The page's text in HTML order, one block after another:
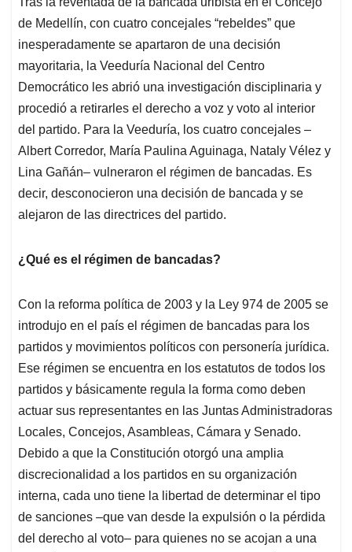
s
A
p
p
b
o
o
k
e
d
I
n
l
a
d
s
de Medellín, con cuatro concejales “rebeldes” que
inesperadamente se apartaron de una decisión
mayoritaria, la Veeduría Nacional del Centro
Democrático les abrió una investigación disciplinaria y
procedió a retirarles el derecho a voz y voto al interior
del partido. Para la Veeduría, los cuatro concejales –
Albert Corredor, María Paulina Aguinaga, Nataly Vélez y
Lina Gañán– vulneraron el régimen de bancadas. Es
decir, desconocieron una decisión de bancada y se
alejaron de las directrices del partido.
¿Qué es el régimen de bancadas?
Con la reforma política de 2003 y la Ley 974 de 2005 se
introdujo en el país el régimen de bancadas para los
partidos y movimientos políticos con personería jurídica.
Ese régimen se encuentra en los estatutos de todos los
partidos y básicamente regula la forma como deben
actuar sus representantes en las Juntas Administradoras
Locales, Concejos, Asambleas, Cámara y Senado.
Debido a que la Constitución otorgó una amplia
discrecionalidad a los partidos en su organización
interna, cada uno tiene la libertad de determinar el tipo
de sanciones –que van desde la expulsión o la pérdida
del derecho al voto– para quienes no se acojan a una